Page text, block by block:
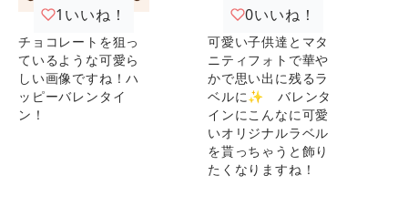
1 いいね！
チョコレートを狙っ
ているような可愛ら
しい画像ですね！ハ
ッピーバレンタイ
ン！
0いいね！
可愛い子供達とマタ
ニティフォトで華や
かで思い出に残るラ
ベルに✨ バレンタ
インにこんなに可愛
いオリジナルラベル
を貰っちゃうと飾り
たくなりますね！